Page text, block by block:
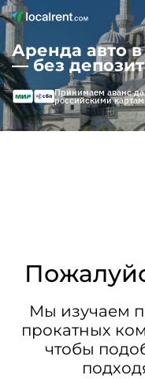
Аренда авто
— без
Принимаем аванс
российскими
Мы изучаем
прокатных
чтобы